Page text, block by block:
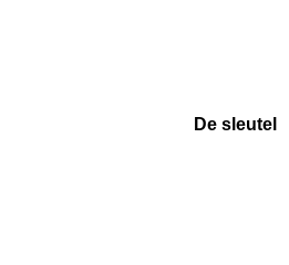
Cuypers
De sleutel